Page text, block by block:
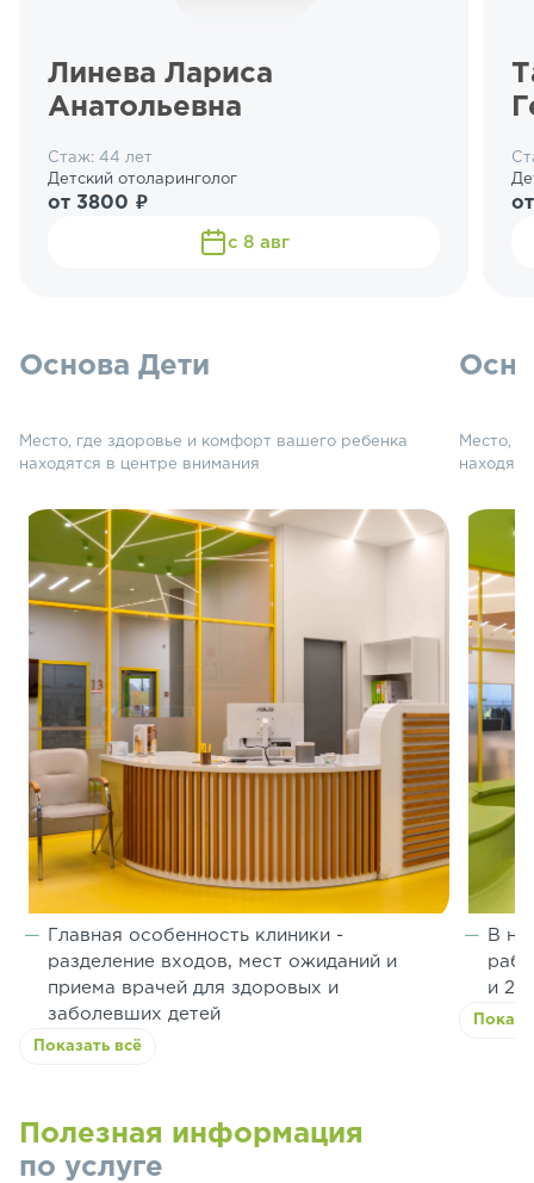
Линева Лариса
Анатольевна
Стаж: 44 лет
Детский отоларинголог
от 3800 ₽
с 8 авг
Основа Дети
Место, где здоровье и комфорт вашего ребенка
находятся в центре внимания
Главная особенность клиники -
разделение входов, мест ожиданий и
приема врачей для здоровых и
заболевших детей
Показать всё
Место,
В
и 2
Полезная информация
по услуге